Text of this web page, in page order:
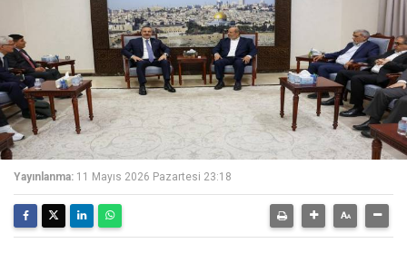
Yayınlanma: 11 Mayıs 2026 Pazartesi 23:18